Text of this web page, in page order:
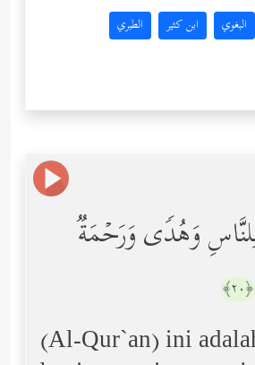
البغوي ابن كثير الطبري
وَهُدࣰى وَرَحۡمَةࣱ
﴿٢٠﴾
(Al-Qur`an) ini